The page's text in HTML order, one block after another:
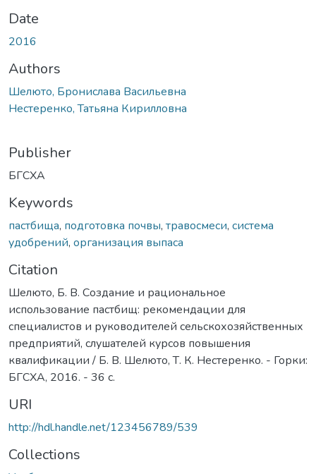
Date
2016
Authors
Шелюто, Бронислава Васильевна
Нестеренко, Татьяна Кирилловна
Publisher
БГСХА
Keywords
пастбища, подготовка почвы, травосмеси, система
удобрений, организация выпаса
Citation
Шелюто, Б. В. Создание и рациональное
использование пастбищ: рекомендации для
специалистов и руководителей сельскохозяйственных
предприятий, слушателей курсов повышения
квалификации / Б. В. Шелюто, Т. К. Нестеренко. - Горки:
БГСХА, 2016. - 36 с.
URI
http://hdl.handle.net/123456789/539
Collections